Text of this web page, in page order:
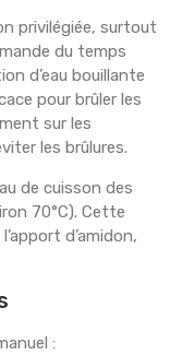
privilégiée, surtout
du temps
d’eau bouillante
pour brûler les
sur les
les brûlures.
de cuisson des
70°C). Cette
d’amidon,
: